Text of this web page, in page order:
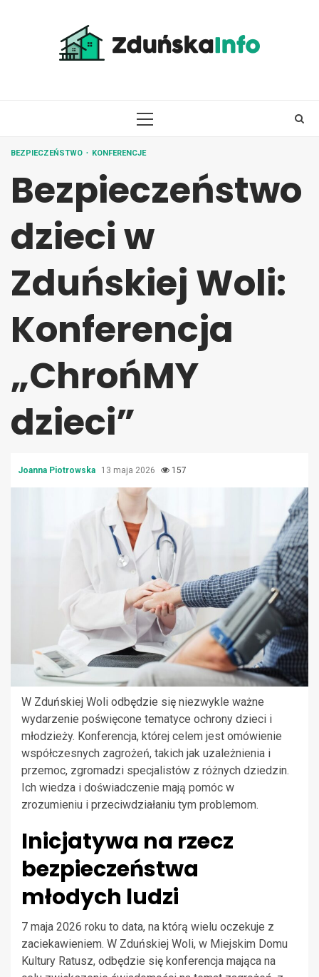
PRIMARY
BEZPIECZEŃSTWO KONFERENCJE
Bezpieczeństwo
dzieci w
Zduńskiej Woli:
Konferencja
„ChrońMY
dzieci”
Joanna Piotrowska 13 maja 2026 157
W Zduńskiej Woli odbędzie się niezwykle ważne
wydarzenie poświęcone tematyce ochrony dzieci i
młodzieży. Konferencja, której celem jest omówienie
współczesnych zagrożeń, takich jak uzależnienia i
przemoc, zgromadzi specjalistów z różnych dziedzin.
Ich wiedza i doświadczenie mają pomóc w
zrozumieniu i przeciwdziałaniu tym problemom.
Inicjatywa na rzecz
bezpieczeństwa
młodych ludzi
7 maja 2026 roku to data, na którą wielu oczekuje z
zaciekawieniem. W Zduńskiej Woli, w Miejskim Domu
Kultury Ratusz, odbędzie się konferencja mająca na